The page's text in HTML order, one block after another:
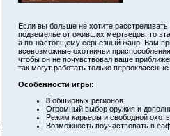
Если вы больше не хотите
подземелье от оживших мертвецов, то
а по-настоящему серьезный жанр. Вам
всевозможные охотничьи
чтобы он не почувствовал ваше
так могут работать только
Особенности игры:
8 обширных регионов.
Огромный выбор оружия и
Режим карьеры и свободной
Возможность поучаствовать в